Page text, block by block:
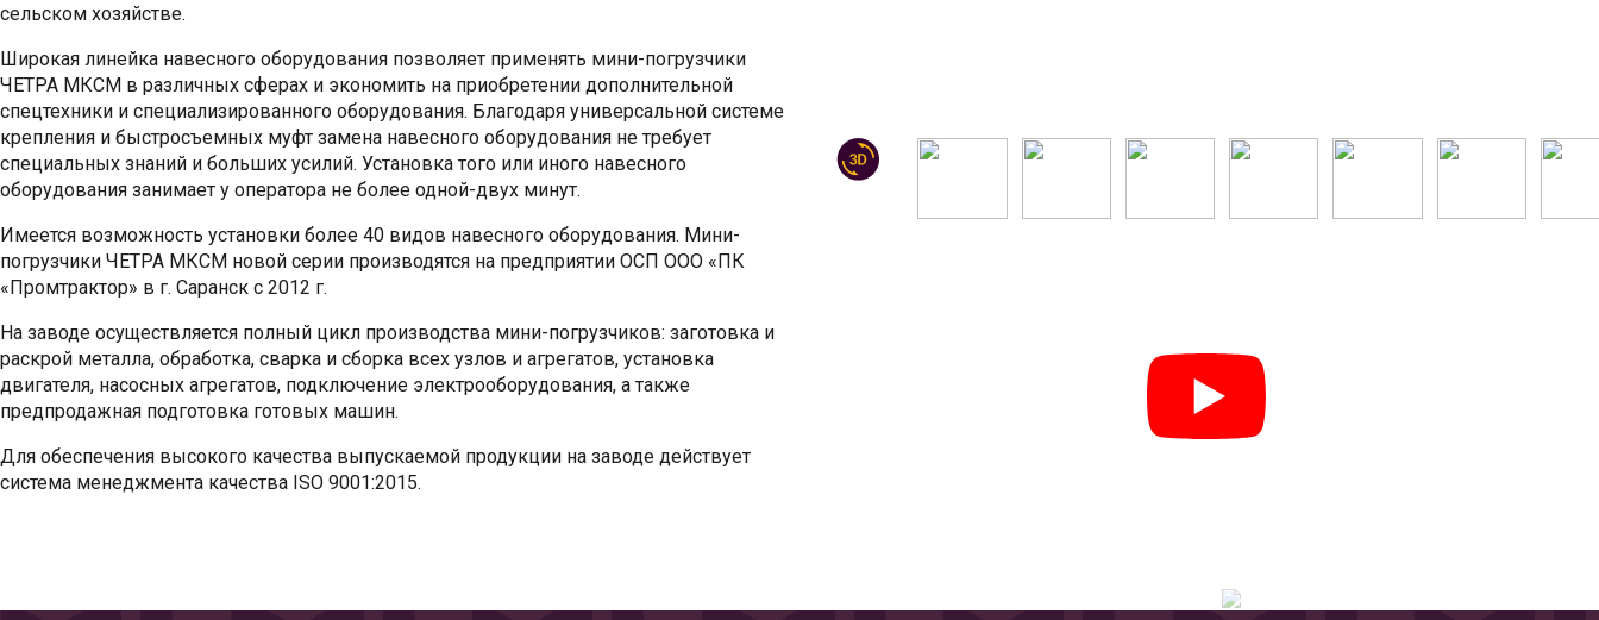
сельском хозяйстве.
Широкая линейка навесного оборудования позволяет применять мини-погрузчики
ЧЕТРА МКСМ в различных сферах и экономить на приобретении дополнительной
спецтехники и специализированного оборудования. Благодаря универсальной системе
крепления и быстросъемных муфт замена навесного оборудования не требует
специальных знаний и больших усилий. Установка того или иного навесного
оборудования занимает у оператора не более одной-двух минут.
Имеется возможность установки более 40 видов навесного оборудования. Мини-
погрузчики ЧЕТРА МКСМ новой серии производятся на предприятии ОСП ООО «ПК
«Промтрактор» в г. Саранск с 2012 г.
На заводе осуществляется полный цикл производства мини-погрузчиков: заготовка и
раскрой металла, обработка, сварка и сборка всех узлов и агрегатов, установка
двигателя, насосных агрегатов, подключение электрооборудования, а также
предпродажная подготовка готовых машин.
Для обеспечения высокого качества выпускаемой продукции на заводе действует
система менеджмента качества ISO 9001:2015.